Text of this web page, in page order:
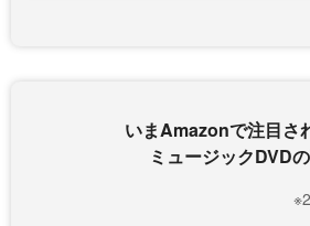
いまAmazonで注目さ
ミュージックDVD